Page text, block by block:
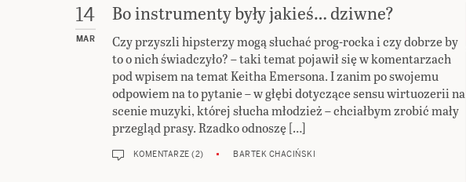
14
MAR
Bo instrumenty były jakieś… dziwne?
Czy przyszli hipsterzy mogą słuchać prog-rocka i czy dobrze by
to o nich świadczyło? – taki temat pojawił się w komentarzach
pod wpisem na temat Keitha Emersona. I zanim po swojemu
odpowiem na to pytanie – w głębi dotyczące sensu wirtuozerii na
scenie muzyki, której słucha młodzież – chciałbym zrobić mały
przegląd prasy. Rzadko odnoszę […]
KOMENTARZE (2) BARTEK CHACIŃSKI